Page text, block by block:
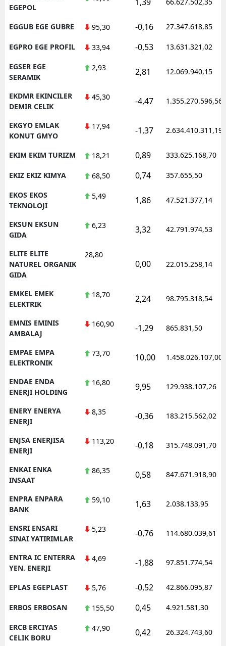
EGEPOL
EGGUB EGE GUBRE 95,30 -0,16 27.347.618,85
EGPRO EGE PROFIL 33,94 -0,53 13.631.321,02
EGSER EGE
SERAMIK
2,93 2,81 12.069.940,15
EKDMR EKINCILER
DEMIR CELIK
45,30 -4,47 1.355.270.596,56
EKGYO EMLAK
KONUT GMYO
17,94 -1,37 2.634.410.311,19
EKIM EKIM TURIZM 18,21 0,89 333.625.168,70
EKIZ EKIZ KIMYA 68,50 0,74 357.655,50
EKOS EKOS
TEKNOLOJI
5,49 1,86 47.521.377,14
EKSUN EKSUN
GIDA
6,23 3,32 42.791.974,53
ELITE ELITE
NATUREL ORGANIK
GIDA
28,80
0,00 22.015.258,14
EMKEL EMEK
ELEKTRIK
18,70 2,24 98.795.318,54
EMNIS EMINIS
AMBALAJ
160,90 -1,29 865.831,50
EMPAE EMPA
ELEKTRONIK
73,70 10,00 1.458.026.107,00
ENDAE ENDA
ENERJI HOLDING
16,80 9,95 129.938.107,26
ENERY ENERYA
ENERJI
8,35 -0,36 183.215.562,02
ENJSA ENERJISA
ENERJI
113,20 -0,18 315.748.091,70
ENKAI ENKA
INSAAT
86,35 0,58 847.671.918,90
ENPRA ENPARA
BANK
59,10 1,63 2.038.133,95
ENSRI ENSARI
SINAI YATIRIMLAR
5,23 -0,76 114.680.039,61
ENTRA IC ENTERRA
YEN. ENERJI
4,69 -1,88 97.851.774,54
EPLAS EGEPLAST 5,76 -0,52 42.866.095,87
ERBOS ERBOSAN 155,50 0,45 4.921.581,30
ERCB ERCIYAS
CELIK BORU
47,90 0,42 26.324.743,60